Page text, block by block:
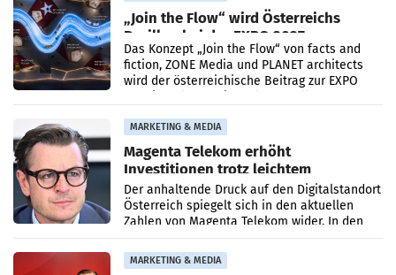
„Join the Flow“ wird Österreichs
Pavillon bei der EXPO 2027
Das Konzept „Join the Flow“ von facts and
fiction, ZONE Media und PLANET architects
wird der österreichische Beitrag zur EXPO
MARKETING & MEDIA
Magenta Telekom erhöht
Investitionen trotz leichtem
Umsatzrückgang
Der anhaltende Druck auf den Digitalstandort
Österreich spiegelt sich in den aktuellen
Zahlen von Magenta Telekom wider. In den
ersten sechs Monaten des laufenden Jahres
verzeichnete
MARKETING & MEDIA